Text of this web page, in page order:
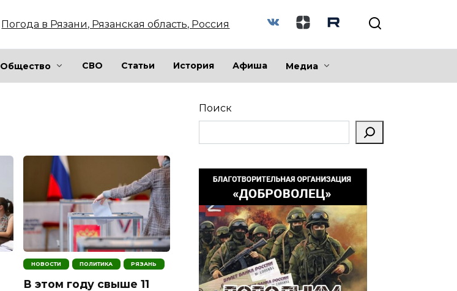
Погода в Рязани, Рязанская область, Россия
Общество СВО Статьи История Афиша Медиа
НОВОСТИ ПОЛИТИКА РЯЗАНЬ
В этом году свыше 11
Поиск